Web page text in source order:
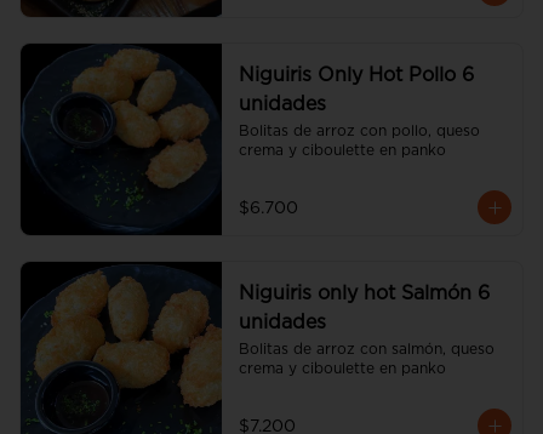
Niguiris Only Hot Pollo 6
unidades
Bolitas de arroz con pollo, queso
crema y ciboulette en panko
$6.700
Niguiris only hot Salmón 6
unidades
Bolitas de arroz con salmón, queso
crema y ciboulette en panko
$7.200